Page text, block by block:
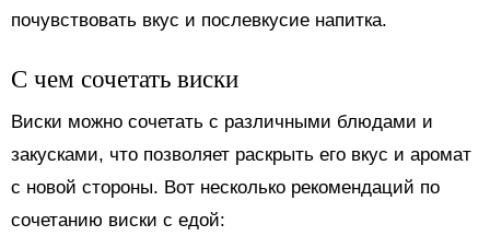
почувствовать вкус и послевкусие напитка.
С чем сочетать виски
Виски можно сочетать с различными блюдами и
закусками, что позволяет раскрыть его вкус и аромат
с новой стороны. Вот несколько рекомендаций по
сочетанию виски с едой: